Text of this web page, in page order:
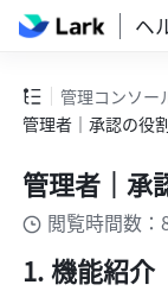
ヘ
管理コンソー
管理者｜承認の役
管理者｜承
閲覧時間数：
機能紹介